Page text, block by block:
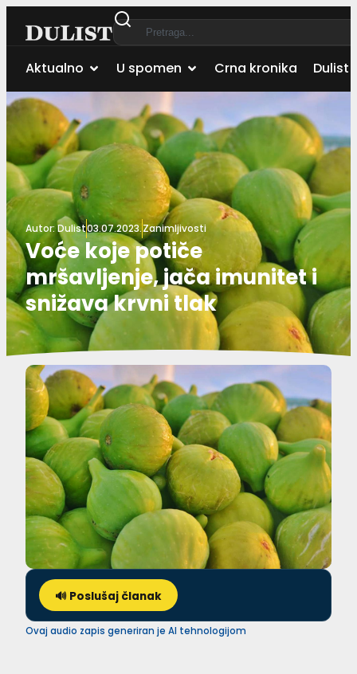
Aktualno U spomen Crna kronika Dulist
Autor:Dulist03.07.2023.Zanimljivosti
Voće koje potiče
mršavljenje, jača imunitet i
snižava krvni tlak
🔊 Poslušaj članak
Ovaj audio zapis generiran je AI tehnologijom